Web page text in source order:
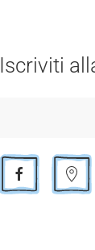
Iscriviti